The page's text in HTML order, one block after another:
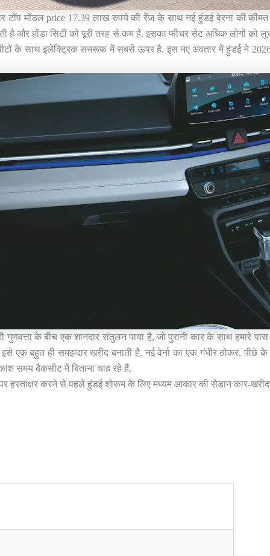
टॉप मॉडल price 17.39 लाख रुपये की रेंज के साथ नई हुंडई वेरना की
है और होंडा सिटी को पूरी तरह से कम है. इसका फीचर सेट अधिक लोगों को
के साथ इलेक्ट्रिक सनरूफ में सबसे ऊपर है. इस नए अवतार में हुंडई ने 2026
गुणवत्ता के बीच एक शानदार संतुलन पाया है, जो पुरानी कार के साथ हमारे
इसे एक बहुत ही समझदार खरीद बनाती है. नई वेर्ना का एक गंभीर ठोकर,
समय बैकसीट में बिताना चाह रहे हैं,
पर हस्ताक्षर करने से पहले हुंडई शोरूम के लिए मध्यम आकार की सेडान कार-